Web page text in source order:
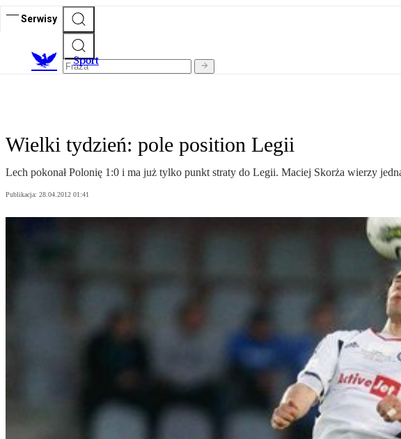
Serwisy
Sport
Wielki tydzień: pole position Legii
Lech pokonał Polonię 1:0 i ma już tylko punkt straty do Legii. Maciej Skorża wierzy
Publikacja: 28.04.2012 01:41